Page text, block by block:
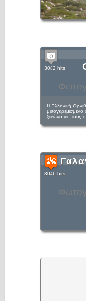
3082 hits
Η Ελληνική
μισογκρεμισμένο
ξενώνα για τους
3046 hits